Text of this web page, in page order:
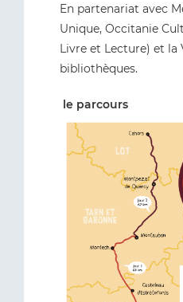
En partenariat avec
Unique, Occitanie
Livre et Lecture) et la
bibliothèques.
le parcours